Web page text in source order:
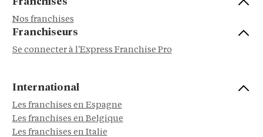
Nos franchises
Franchiseurs
Se connecter à l'Express Franchise Pro
International
Les franchises en Espagne
Les franchises en Belgique
Les franchises en Italie